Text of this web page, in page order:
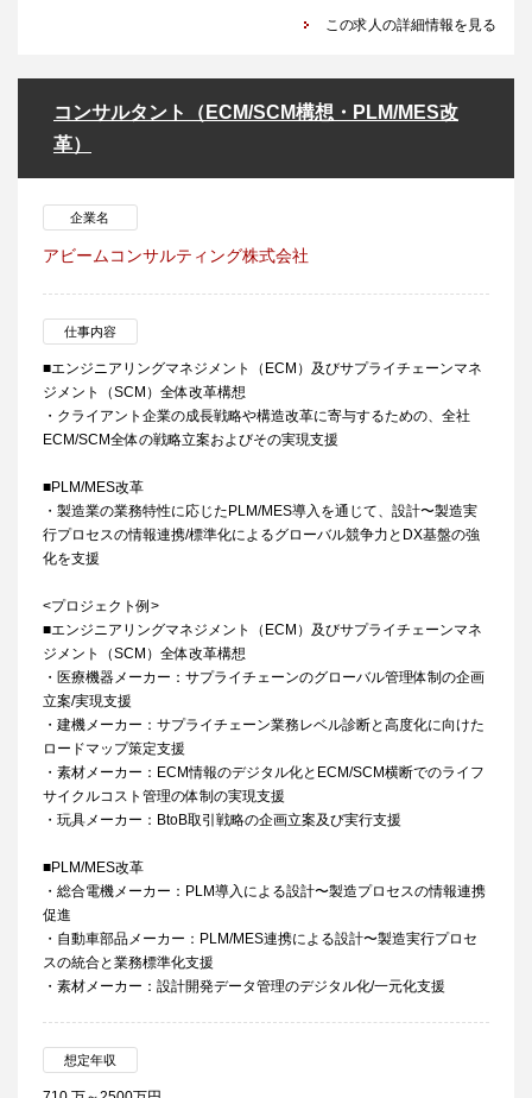
この求人の詳細情報を見る
コンサルタント（ECM/SCM構想・PLM/MES改
革）
企業名
アビームコンサルティング株式会社
仕事内容
■エンジニアリングマネジメント（ECM）及びサプライチェーンマネ
ジメント（SCM）全体改革構想
・クライアント企業の成長戦略や構造改革に寄与するための、全社
ECM/SCM全体の戦略立案およびその実現支援
■PLM/MES改革
・製造業の業務特性に応じたPLM/MES導入を通じて、設計〜製造実
行プロセスの情報連携/標準化によるグローバル競争力とDX基盤の強
化を支援
<プロジェクト例>
■エンジニアリングマネジメント（ECM）及びサプライチェーンマネ
ジメント（SCM）全体改革構想
・医療機器メーカー：サプライチェーンのグローバル管理体制の企画
立案/実現支援
・建機メーカー：サプライチェーン業務レベル診断と高度化に向けた
ロードマップ策定支援
・素材メーカー：ECM情報のデジタル化とECM/SCM横断でのライフ
サイクルコスト管理の体制の実現支援
・玩具メーカー：BtoB取引戦略の企画立案及び実行支援
■PLM/MES改革
・総合電機メーカー：PLM導入による設計〜製造プロセスの情報連携
促進
・自動車部品メーカー：PLM/MES連携による設計〜製造実行プロセ
スの統合と業務標準化支援
・素材メーカー：設計開発データ管理のデジタル化/一元化支援
想定年収